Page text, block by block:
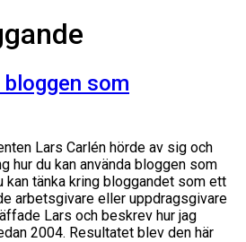
bloggen som
Lars Carlén hörde av sig och
hur du kan använda bloggen som
kan tänka kring bloggandet som ett
arbetsgivare eller uppdragsgivare
Lars och beskrev hur jag
2004. Resultatet blev den här